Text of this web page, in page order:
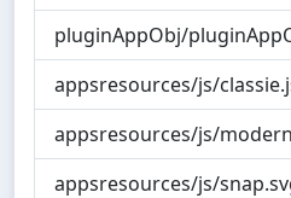
pluginAppObj/
appsresources/js/
appsresources/js/
appsresources/js/